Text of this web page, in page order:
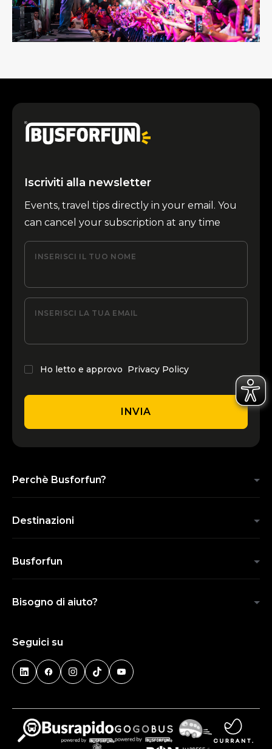
Iscriviti alla newsletter
Events, travel tips directly in your email. You
can cancel your subscription at any time
INSERISCI IL TUO NOME
INSERISCI LA TUA EMAIL
Ho letto e approvo Privacy Policy
INVIA
Perchè Busforfun?
Destinazioni
Busforfun
Bisogno di aiuto?
Seguici su